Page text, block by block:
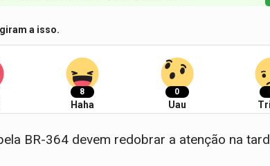
a isso.
8
Haha
0
Uau
BR-364 devem redobrar a atenção na